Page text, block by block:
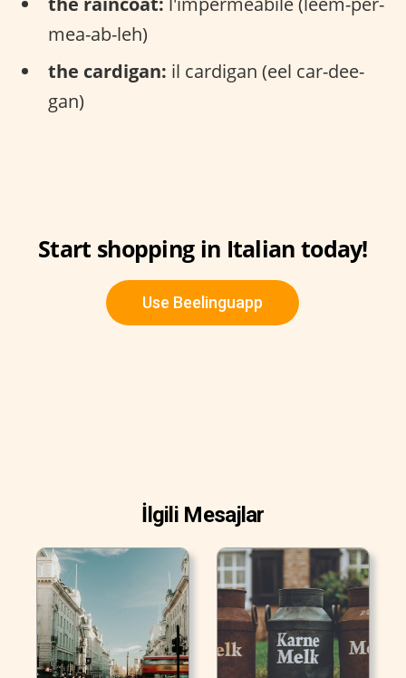
mea-ab-leh)
the cardigan: il cardigan (eel car-dee-
gan)
Start shopping in Italian today!
Use Beelinguapp
İlgili Mesajlar